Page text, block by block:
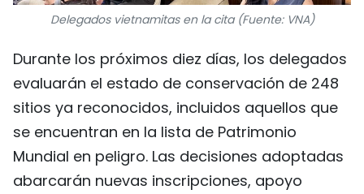
Delegados vietnamitas en la cita (Fuente: VNA)
Durante los próximos diez días, los delegados
evaluarán el estado de conservación de 248
sitios ya reconocidos, incluidos aquellos que
se encuentran en la lista de Patrimonio
Mundial en peligro. Las decisiones adoptadas
abarcarán nuevas inscripciones, apoyo